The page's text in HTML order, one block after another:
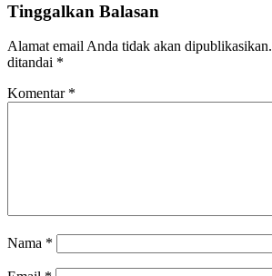
Tinggalkan Balasan
Alamat email Anda tidak akan dipublikasikan.
ditandai *
Komentar *
Nama *